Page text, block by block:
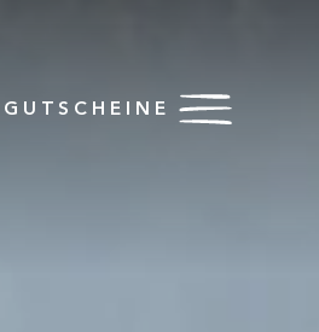
GUTSCHEINE